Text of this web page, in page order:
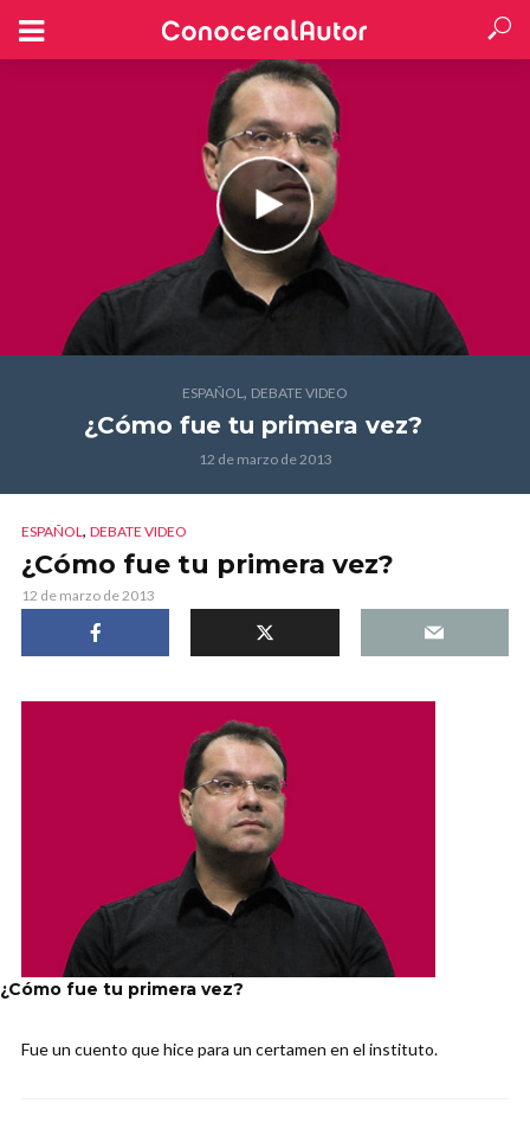
ESPAÑOL, DEBATE VIDEO
¿Cómo fue tu primera vez?
12 de marzo de 2013
ESPAÑOL, DEBATE VIDEO
¿Cómo fue tu primera vez?
12 de marzo de 2013
¿Cómo fue tu primera vez?
Fue un cuento que hice para un certamen en el instituto.